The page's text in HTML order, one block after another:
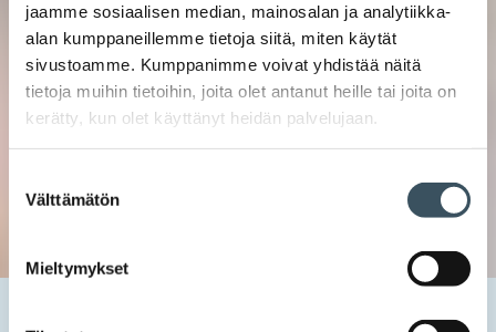
jaamme sosiaalisen median, mainosalan ja analytiikka-
alan kumppaneillemme tietoja siitä, miten käytät
sivustoamme. Kumppanimme voivat yhdistää näitä
tietoja muihin tietoihin, joita olet antanut heille tai joita on
kerätty, kun olet käyttänyt heidän palvelujaan.
valinta
Välttämätön
Mieltymykset